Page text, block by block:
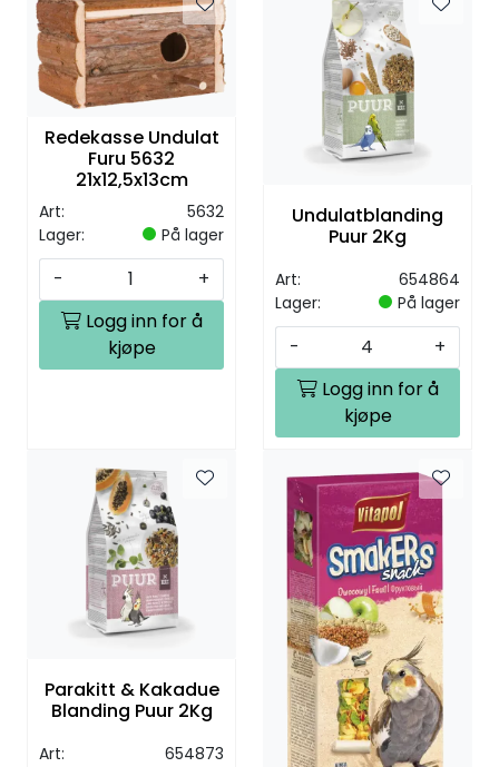
Redekasse Undulat
Furu 5632
21x12,5x13cm
Art:
5632
Lager:
På lager
-
+
Logg inn for å
kjøpe
Undulatblanding
Puur 2Kg
Art:
654864
Lager:
På lager
-
+
Logg inn for å
kjøpe
Parakitt & Kakadue
Blanding Puur 2Kg
Art:
654873